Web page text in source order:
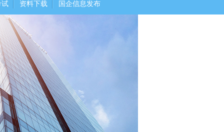
试 资料下载 国企信息发布